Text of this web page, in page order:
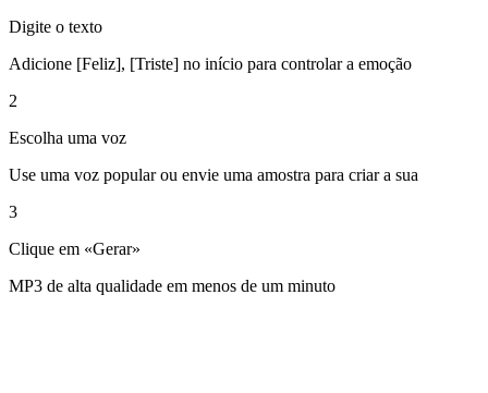
Digite o texto
Adicione [Feliz], [Triste] no início para controlar a emoção
2
Escolha uma voz
Use uma voz popular ou envie uma amostra para criar a sua
3
Clique em «Gerar»
MP3 de alta qualidade em menos de um minuto